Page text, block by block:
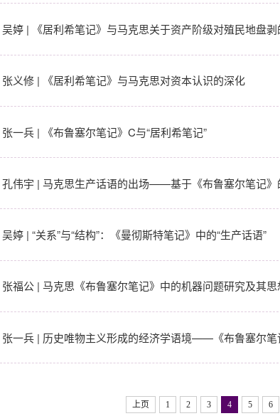
吴婷 | 《居利希笔记》与马克思关于资产阶级对殖民地盘
张义修 | 《居利希笔记》与马克思对资本认识的深化
张一兵 | 《布鲁塞尔笔记》C与“居利希笔记”
孔伟宇 | 马克思生产话语的出场——基于《布鲁塞尔笔记》
吴婷 | “关系”与“结构”：《曼彻斯特笔记》中的“生产话语”
张福公 | 马克思《布鲁塞尔笔记》中的机器问题研究及其
张一兵 | 历史唯物主义形成的经济学语境——《布鲁塞尔笔
上页 1 2 3 4 5 6